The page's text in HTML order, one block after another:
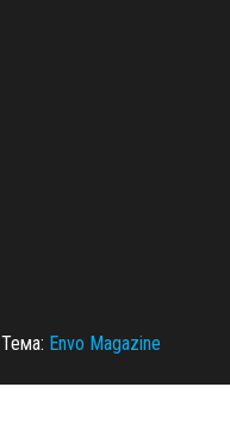
Тема: Envo Magazine